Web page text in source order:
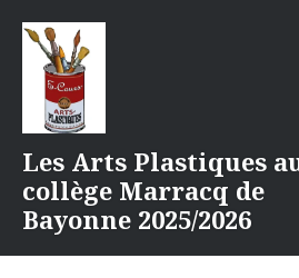
contenu
Les Arts Plastiques
collège Marracq de
Bayonne 2025/2026